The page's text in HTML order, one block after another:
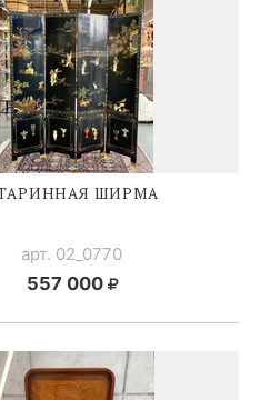
ШИРМА
арт. 02_0770
557 000